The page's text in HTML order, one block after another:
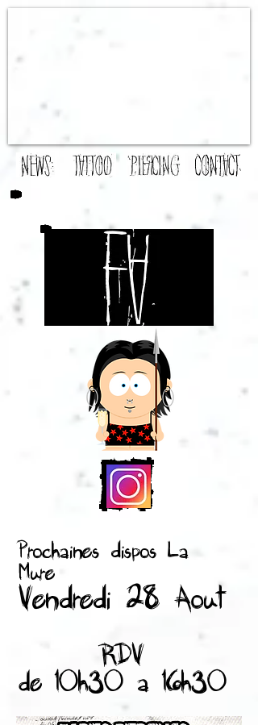
Prochaines dispos La
Mure
Vendredi 28 Aout
RDV
de 10h30 a 16h30